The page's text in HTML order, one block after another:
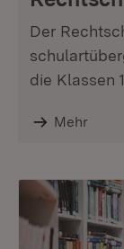
Der
die Klassen
Mehr